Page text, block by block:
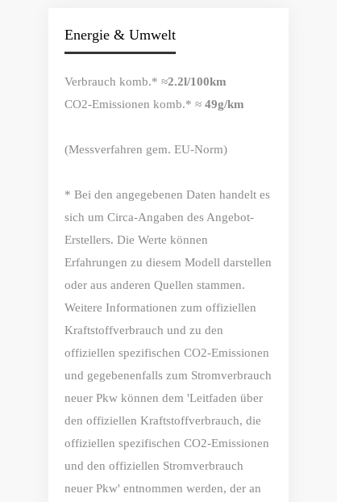
Energie & Umwelt
Verbrauch komb.* ≈2.2l/100km
CO2-Emissionen komb.* ≈ 49g/km
(Messverfahren gem. EU-Norm)
* Bei den angegebenen Daten handelt es
sich um Circa-Angaben des Angebot-
Erstellers. Die Werte können
Erfahrungen zu diesem Modell darstellen
oder aus anderen Quellen stammen.
Weitere Informationen zum offiziellen
Kraftstoffverbrauch und zu den
offiziellen spezifischen CO2-Emissionen
und gegebenenfalls zum Stromverbrauch
neuer Pkw können dem 'Leitfaden über
den offiziellen Kraftstoffverbrauch, die
offiziellen spezifischen CO2-Emissionen
und den offiziellen Stromverbrauch
neuer Pkw' entnommen werden, der an